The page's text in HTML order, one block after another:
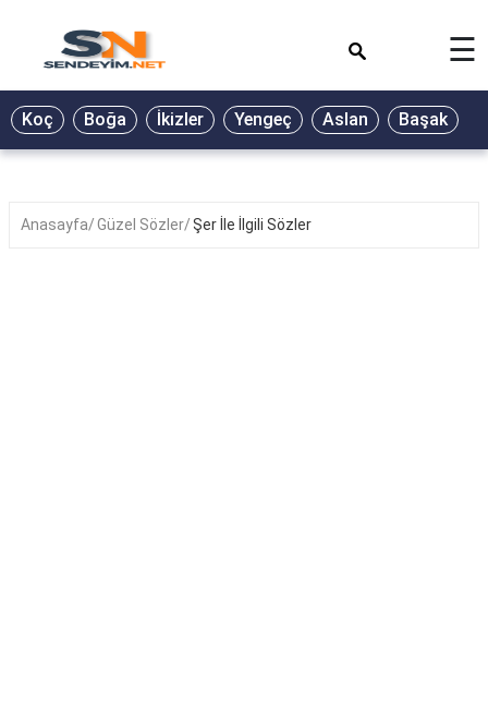
BİYOGRAFİ
GALERİ
☰
Koç Boğa İkizler Yengeç Aslan Başak
Anasayfa Güzel Sözler Şer İle İlgili Sözler